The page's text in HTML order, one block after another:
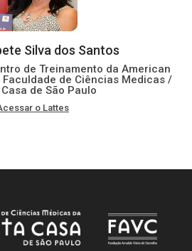
Silva dos Santos
de Treinamento da American
de Ciências Medicas /
de São Paulo
o Lattes